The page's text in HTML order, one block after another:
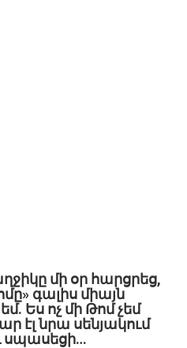
մի օր հարցրեց,
գալիս միայն
Ես ոչ մի Թոմ չեմ
էլ նրա սենյակում
սպասեցի…